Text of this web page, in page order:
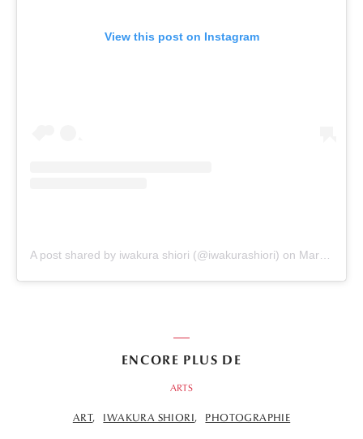
View this post on Instagram
A post shared by iwakura shiori (@iwakurashiori) on Mar 2, 2019 at 7:58am PST
ENCORE PLUS DE
ARTS
ART IWAKURA SHIORI PHOTOGRAPHIE